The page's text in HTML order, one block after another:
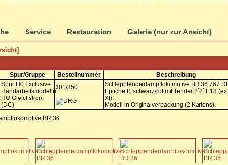
Service Restauration Galerie (nur zur Ansicht)
Spur/Gruppe Bestellnummer Beschreibung
Spur H0 Exclusive
Handarbeitsmodelle
HO Gleichstrom
(DC)
301/350
Schlepptenderdampflokomotive BR 36 767
Epoche II, schwarz/rot mit Tender 2`2`T
XI).
Modell in Originalverpackung (2 Kartons).